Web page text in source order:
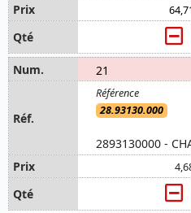
21
28.93130.000
2893130000 -